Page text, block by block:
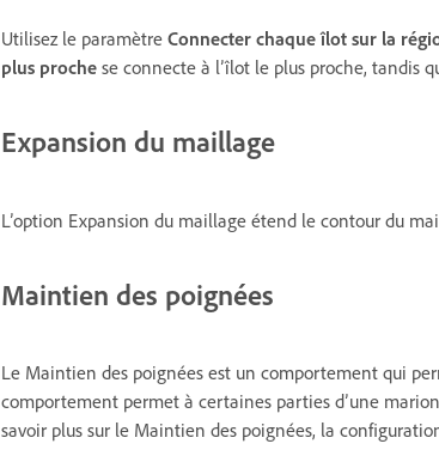
Utilisez le paramètre Connecter chaque îlot sur la
plus proche se connecte à l’îlot le plus proche, tandis
Expansion du maillage
L’option Expansion du maillage étend le contour du
Maintien des poignées
Le Maintien des poignées est un comportement qui
comportement permet à certaines parties d’une
savoir plus sur le Maintien des poignées, la